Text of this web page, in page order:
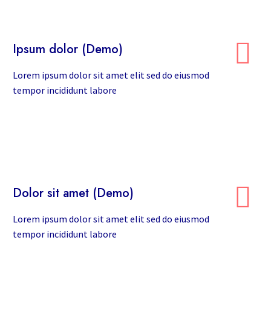
Ipsum dolor (Demo)
Lorem ipsum dolor sit amet elit sed do eiusmod
tempor incididunt labore


Dolor sit amet (Demo)
Lorem ipsum dolor sit amet elit sed do eiusmod
tempor incididunt labore

